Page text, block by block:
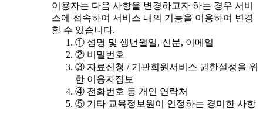
이용자는 다음 사항을 변경하고자 하는 경우 서비
스에 접속하여 서비스 내의 기능을 이용하여 변경
할 수 있습니다.
① 성명 및 생년월일, 신분, 이메일
② 비밀번호
③ 자료신청 / 기관회원서비스 권한설정을 위
한 이용자정보
④ 전화번호 등 개인 연락처
⑤ 기타 교육정보원이 인정하는 경미한 사항